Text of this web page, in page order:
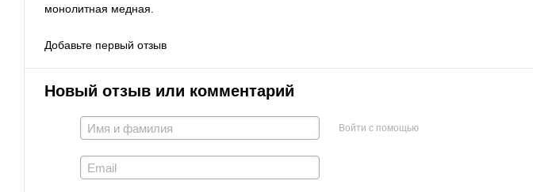
монолитная медная.
Добавьте первый отзыв
Новый отзыв или комментарий
Войти с помощью